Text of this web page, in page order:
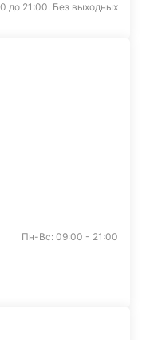
до 21:00. Без выходных
Пн-Вс: 09:00 - 21:00